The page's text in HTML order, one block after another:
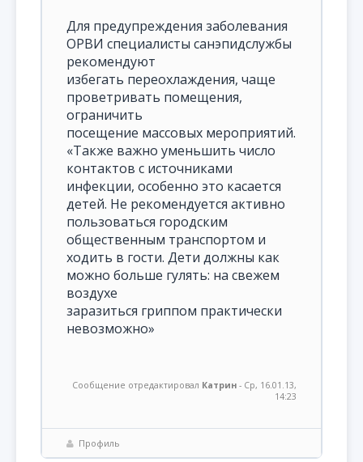
Для предупреждения заболевания
ОРВИ специалисты санэпидслужбы
рекомендуют
избегать переохлаждения, чаще
проветривать помещения,
ограничить
посещение массовых мероприятий.
«Также важно уменьшить число
контактов с источниками
инфекции, особенно это касается
детей. Не рекомендуется активно
пользоваться городским
общественным транспортом и
ходить в гости. Дети должны как
можно больше гулять: на свежем
воздухе
заразиться гриппом практически
невозможно»
Сообщение отредактировал Катрин - Ср, 16.01.13,
14:23
Профиль